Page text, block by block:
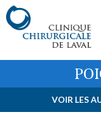
VOIR LES